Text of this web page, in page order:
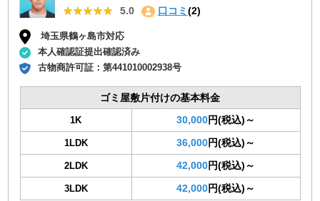
★★★★★
★★★★★ 5.0 口コミ (2)
埼玉県鶴ヶ島市対応
本人確認証提出確認済み
古物商許可証：第441010002938号
ゴミ屋敷片付けの基本料金
1K 30,000円(税込)～
1LDK 36,000円(税込)～
2LDK 42,000円(税込)～
3LDK 42,000円(税込)～